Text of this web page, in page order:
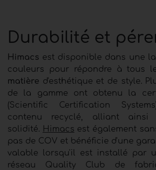
Durabilité et
Himacs est disponible dans une
couleurs pour répondre à tous
matière d'esthétique et de style.
de la gamme ont obtenu la
(Scientific Certification
contenu recyclé, alliant ainsi
solidité. Himacs est également
pas de COV et bénéficie d'une
valable lorsqu'il est installé par
réseau Quality Club de